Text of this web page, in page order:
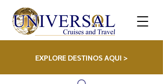
EXPLORE DESTINOS AQUI >